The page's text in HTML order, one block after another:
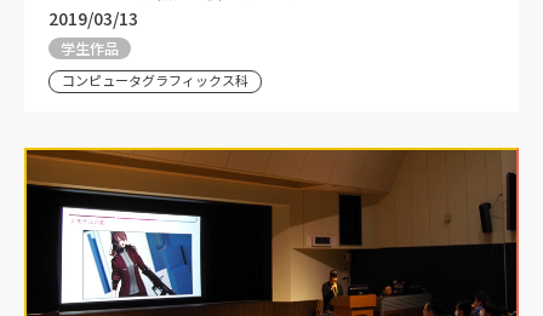
2019/03/13
学生作品
コンピュータグラフィックス科